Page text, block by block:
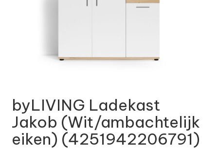
byLIVING Ladekast
Jakob (Wit/ambachtelijk
eiken) (4251942206791)